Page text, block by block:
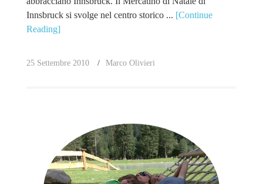
Innsbruck si svolge nel centro storico ... [Continue
Reading]
25 Settembre 2010 Marco Olivieri